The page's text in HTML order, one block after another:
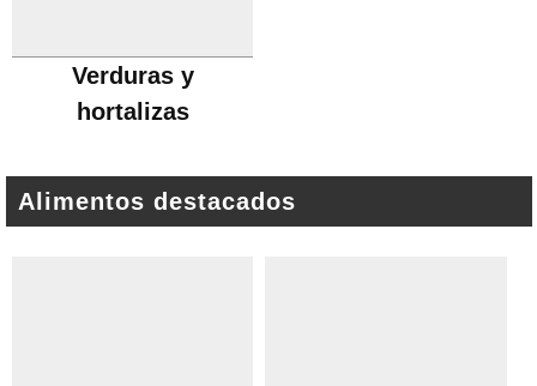
Verduras y
hortalizas
Alimentos destacados